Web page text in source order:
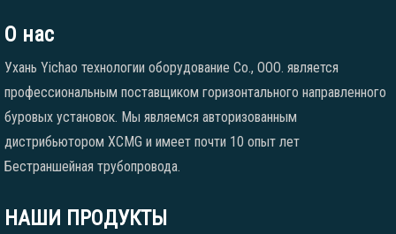
О нас
Ухань Yichao технологии оборудование Co., ООО. является
профессиональным поставщиком горизонтального направленного
буровых установок. Мы являемся авторизованным
дистрибьютором XCMG и имеет почти 10 опыт лет
Бестраншейная трубопровода.
НАШИ ПРОДУКТЫ